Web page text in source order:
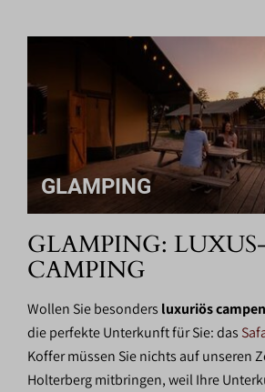
GLAMPING
GLAMPING:
CAMPING
Wollen Sie besonders luxuriös
die perfekte Unterkunft für Sie: das
Koffer müssen Sie nichts auf unseren
Holterberg mitbringen, weil Ihre